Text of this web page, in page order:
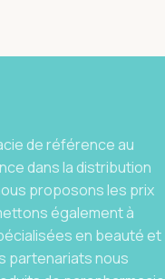
de référence au
dans la distribution
proposons les prix
également à
en beauté et
partenariats nous